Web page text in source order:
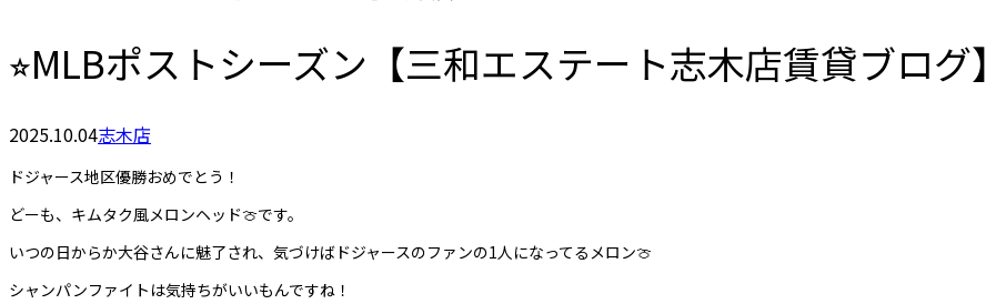
⭐︎MLBポストシーズン【三和エステート志木店賃貸ブログ】
2025.10.04志木店
ドジャース地区優勝おめでとう！
どーも、キムタク風メロンヘッド🍈です。
いつの日からか大谷さんに魅了され、気づけばドジャースのファンの1人になってるメロン🍈
シャンパンファイトは気持ちがいいもんですね！